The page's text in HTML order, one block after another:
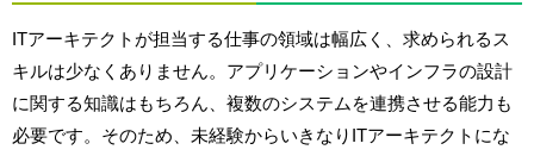
ITアーキテクトが担当する仕事の領域は幅広く、求められるス
キルは少なくありません。アプリケーションやインフラの設計
に関する知識はもちろん、複数のシステムを連携させる能力も
必要です。そのため、未経験からいきなりITアーキテクトにな